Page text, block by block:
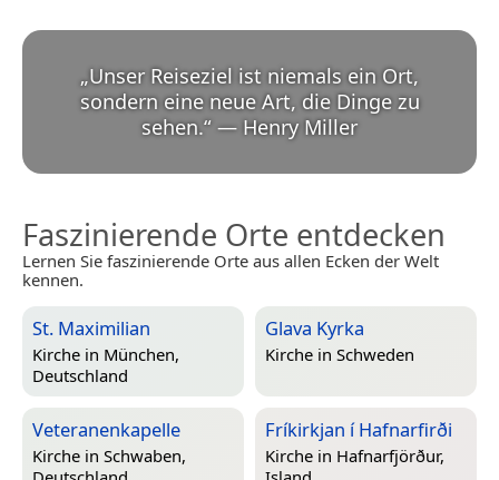
„Unser Reiseziel ist niemals ein Ort,
sondern eine neue Art, die Dinge zu
sehen.“ — Henry Miller
Faszinierende Orte entdecken
Lernen Sie faszinierende Orte aus allen Ecken der Welt
kennen.
St. Maximilian
Kirche in München,
Deutschland
Glava Kyrka
Kirche in Schweden
Veteranenkapelle
Kirche in Schwaben,
Fríkirkjan í Hafnarfirði
Kirche in Hafnarfjörður,